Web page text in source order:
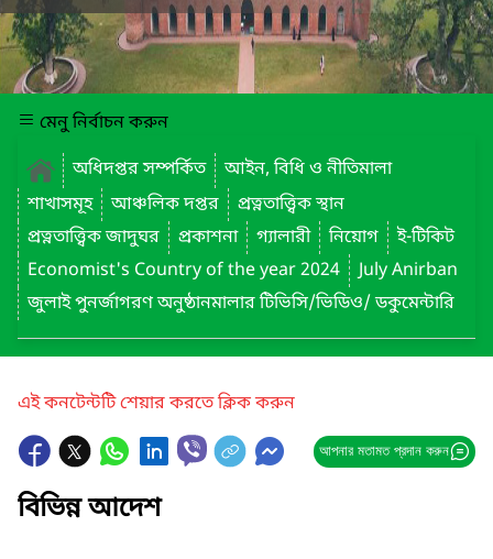
মেনু নির্বাচন করুন
অধিদপ্তর সম্পর্কিত
আইন, বিধি ও নীতিমালা
শাখাসমূহ
আঞ্চলিক দপ্তর
প্রত্নতাত্ত্বিক স্থান
প্রত্নতাত্ত্বিক জাদুঘর
প্রকাশনা গ্যালারী নিয়োগ
ই-টিকিট
Economist's Country of the year 2024
July Anirban
জুলাই পুনর্জাগরণ অনুষ্ঠানমালার টিভিসি/ভিডিও/ ডকুমেন্টারি
এই কনটেন্টটি শেয়ার করতে ক্লিক করুন
আপনার মতামত প্রদান করুন
বিভিন্ন আদেশ